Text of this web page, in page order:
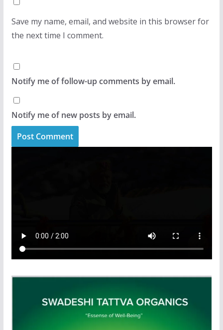
Save my name, email, and website in this browser for
the next time I comment.
Notify me of follow-up comments by email.
Notify me of new posts by email.